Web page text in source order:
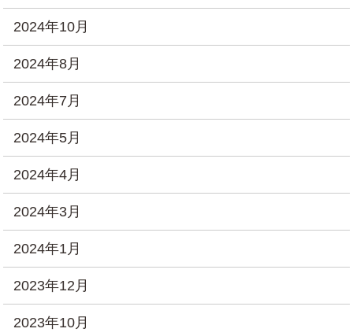
2024年10月
2024年8月
2024年7月
2024年5月
2024年4月
2024年3月
2024年1月
2023年12月
2023年10月